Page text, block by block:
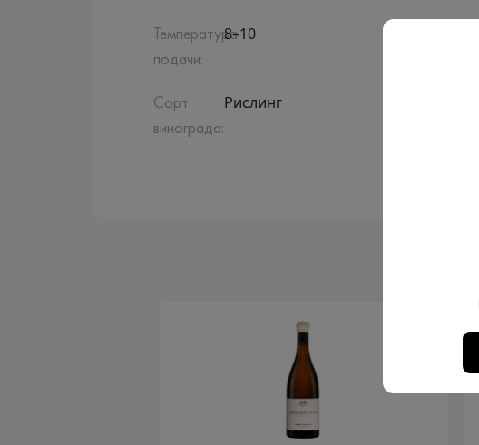
Температура
подачи:
8–10
Сорт
винограда:
Рислинг